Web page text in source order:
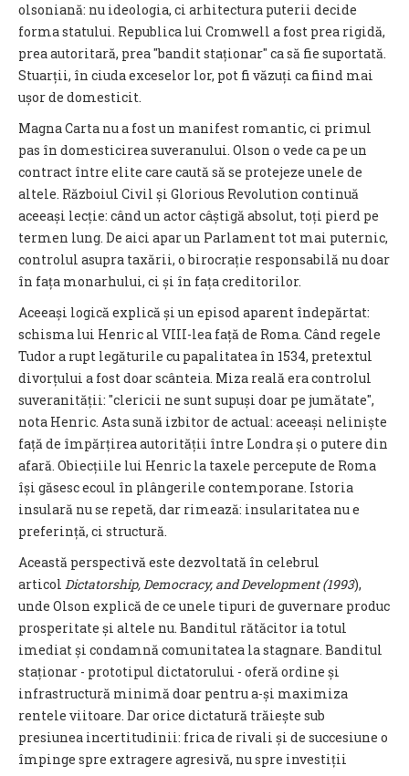
olsoniană: nu ideologia, ci arhitectura puterii decide
forma statului. Republica lui Cromwell a fost prea rigidă,
prea autoritară, prea "bandit staționar" ca să fie suportată.
Stuarții, în ciuda exceselor lor, pot fi văzuți ca fiind mai
ușor de domesticit.
Magna Carta nu a fost un manifest romantic, ci primul
pas în domesticirea suveranului. Olson o vede ca pe un
contract între elite care caută să se protejeze unele de
altele. Războiul Civil și Glorious Revolution continuă
aceeași lecție: când un actor câștigă absolut, toți pierd pe
termen lung. De aici apar un Parlament tot mai puternic,
controlul asupra taxării, o birocrație responsabilă nu doar
în fața monarhului, ci și în fața creditorilor.
Aceeași logică explică și un episod aparent îndepărtat:
schisma lui Henric al VIII-lea față de Roma. Când regele
Tudor a rupt legăturile cu papalitatea în 1534, pretextul
divorțului a fost doar scânteia. Miza reală era controlul
suveranității: "clericii ne sunt supuși doar pe jumătate",
nota Henric. Asta sună izbitor de actual: aceeași neliniște
față de împărțirea autorității între Londra și o putere din
afară. Obiecțiile lui Henric la taxele percepute de Roma
își găsesc ecoul în plângerile contemporane. Istoria
insulară nu se repetă, dar rimează: insularitatea nu e
preferință, ci structură.
Această perspectivă este dezvoltată în celebrul
articol Dictatorship, Democracy, and Development (1993),
unde Olson explică de ce unele tipuri de guvernare produc
prosperitate și altele nu. Banditul rătăcitor ia totul
imediat și condamnă comunitatea la stagnare. Banditul
staționar - prototipul dictatorului - oferă ordine și
infrastructură minimă doar pentru a-și maximiza
rentele viitoare. Dar orice dictatură trăiește sub
presiunea incertitudinii: frica de rivali și de succesiune o
împinge spre extragere agresivă, nu spre investiții